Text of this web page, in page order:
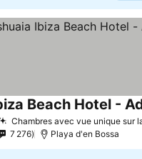
Chambres avec vue unique sur
Beach Hotel -
7 276 Playa d'en Bossa